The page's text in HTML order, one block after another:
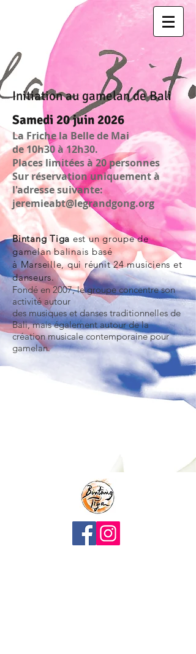
Initiation au gamelan de Bali
Samedi 20 juin 2026
La Friche la Belle de Mai
de 10h30 à 12h30.
Places limitées à 20 personnes
Sur réservation uniquement à
l'adresse suivante:
jeremieabt@legrandgong.org
Bintang Tiga est un groupe de
gamelan balinais basé
à Marseille, qui réunit 24 musiciens et
danseurs.
Fondé en 2007, le groupe concentre son
activité autour
des musiques et danses traditionnelles de
Bali, mais également autour de la
création musicale contemporaine pour
gamelan.